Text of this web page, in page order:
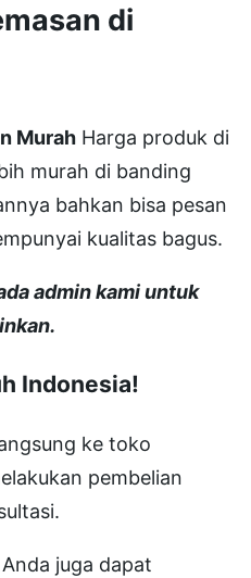
di
Murah Harga produk di
murah di banding
bahkan bisa pesan
kualitas bagus.
admin kami untuk
Indonesia!
ke toko
pembelian
juga dapat